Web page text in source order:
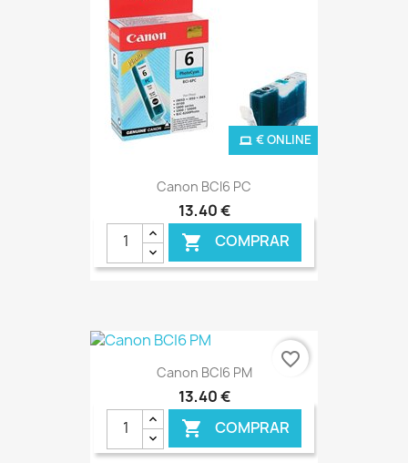
Canon BCI6 PC
13,40 €
 COMPRAR
€ ONLINE
Canon BCI6 PM
13,40 €
 COMPRAR
favorite_border